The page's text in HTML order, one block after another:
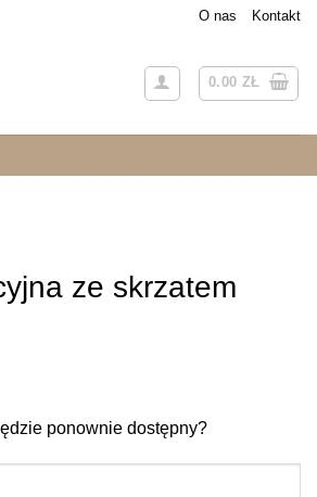
O nas Kontakt
0.00 ZŁ
ze skrzatem
ponownie dostępny?